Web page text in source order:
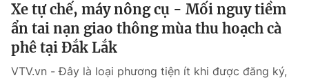
Xe tự chế, máy nông cụ - Mối nguy tiềm
ẩn tai nạn giao thông mùa thu hoạch cà
phê tại Đắk Lắk
VTV.vn - Đây là loại phương tiện ít khi được đăng ký,